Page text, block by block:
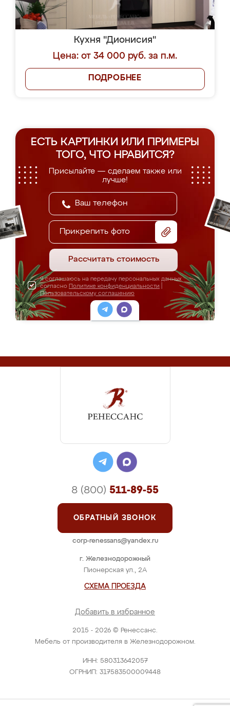
Кухня "Дионисия"
Цена: от 34 000 руб. за п.м.
ПОДРОБНЕЕ
ЕСТЬ КАРТИНКИ ИЛИ ПРИМЕРЫ
ТОГО, ЧТО НРАВИТСЯ?
Присылайте — сделаем также или
лучше!
Прикрепить фото
Рассчитать стоимость
Я соглашаюсь на передачу персональных данных
согласно Политике конфиденциальности
Пользовательскому соглашению
2015 - 2026 © Ренессанс.
Мебель от производителя в Железнодорожном.
ИНН: 580313642057
ОГРНИП: 317583500009448
г. Железнодорожный
Пионерская ул., 2А
СХЕМА ПРОЕЗДА
Добавить в избранное
8 (800) 511-89-55
ОБРАТНЫЙ ЗВОНОК
corp-renessans@yandex.ru